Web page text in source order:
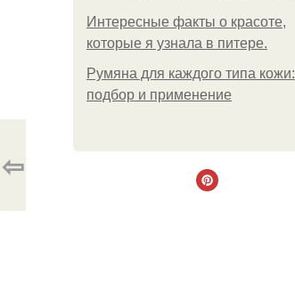
Интересные факты о красоте,
которые я узнала в питере.
Румяна для каждого типа кожи:
подбор и применение
⇦